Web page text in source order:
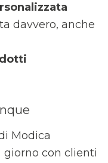
davvero, anche
Modica
giorno con clienti